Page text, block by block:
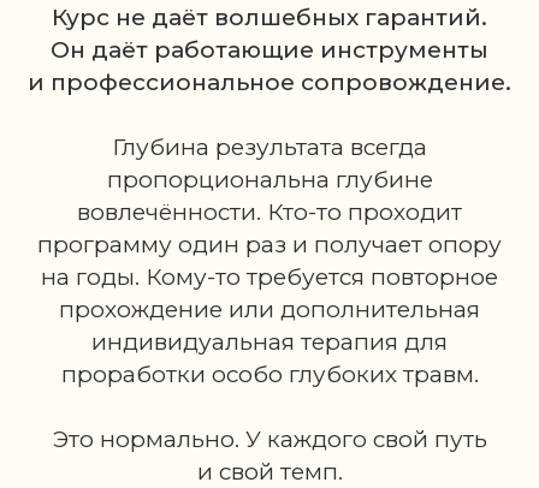
Курс не даёт волшебных гарантий.
Он даёт работающие инструменты
и профессиональное сопровождение.
Глубина результата всегда
пропорциональна глубине
вовлечённости. Кто-то проходит
программу один раз и получает опору
на годы. Кому-то требуется повторное
прохождение или дополнительная
индивидуальная терапия для
проработки особо глубоких травм.
Это нормально. У каждого свой путь
и свой темп.